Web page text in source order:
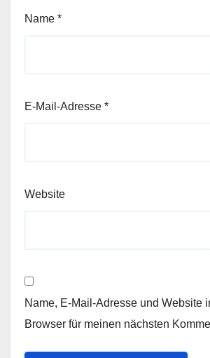
Name *
E-Mail-Adresse *
Website
Name, E-Mail-Adresse und Website
Browser für meinen nächsten